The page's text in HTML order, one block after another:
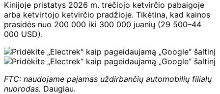
Kinijoje pristatys 2026 m. trečiojo ketvirčio pabaigoje
arba ketvirtojo ketvirčio pradžioje. Tikėtina, kad kainos
prasidės nuo 200 000 iki 300 000 juanių (29 500–44
000 USD).
FTC: naudojame pajamas uždirbančių automobilių filialų
nuorodas. Daugiau.